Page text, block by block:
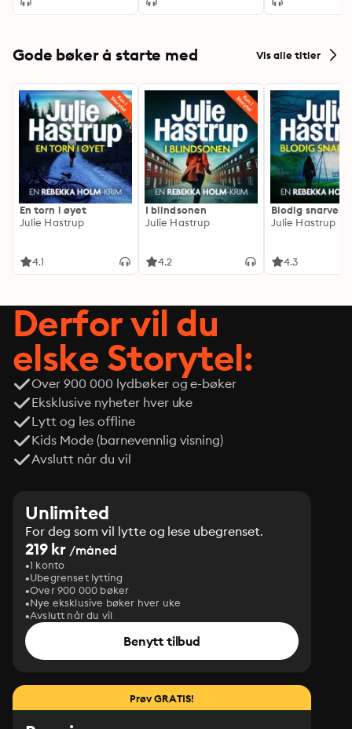
Gode bøker å starte med Vis alle titler
En torn i øyet
Julie Hastrup
4.1
I blindsonen
Julie Hastrup
4.2
Blodig snarvei
Julie Hastrup
4.3
Derfor vil du
elske Storytel:
Over 900 000 lydbøker og e-bøker
Eksklusive nyheter hver uke
Lytt og les offline
Kids Mode (barnevennlig visning)
Avslutt når du vil
Unlimited
For deg som vil lytte og lese ubegrenset.
219 kr /måned
1 konto
Ubegrenset lytting
Over 900 000 bøker
Nye eksklusive bøker hver uke
Avslutt når du vil
Benytt tilbud
Prøv GRATIS!